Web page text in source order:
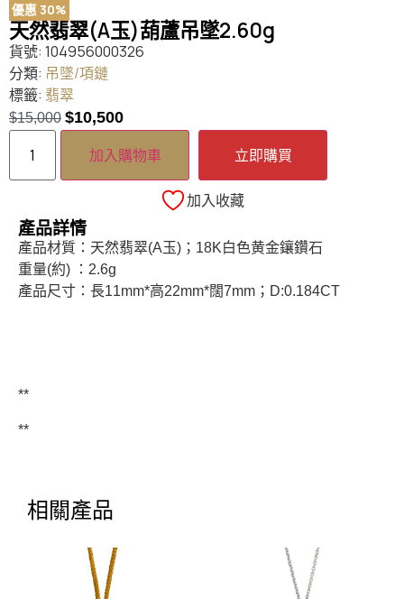
優惠 30%
天然翡翠(A玉)葫蘆吊墜2.60g
貨號: 104956000326
分類: 吊墜/項鏈
標籤: 翡翠
$15,000 $10,500
加入購物車 立即購買
加入收藏
產品詳情
產品材質：天然翡翠(A玉)；18K白色黄金鑲鑽石
重量(約) ：2.6g
產品尺寸：長11mm*高22mm*闊7mm；D:0.184CT
**
**
相關產品